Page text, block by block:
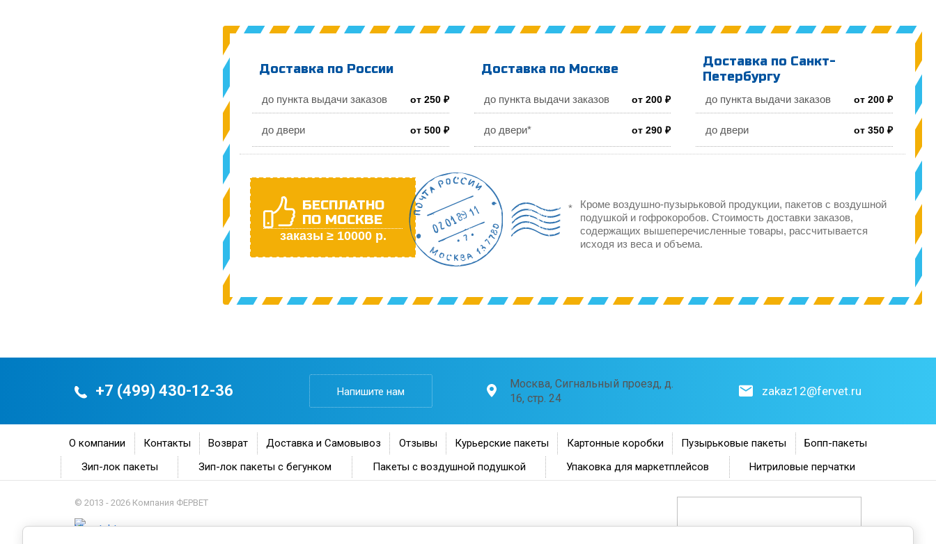
Доставка по России
до пункта выдачи заказов от 250 ₽
до двери от 500 ₽
Доставка по Москве
до пункта выдачи заказов от 200 ₽
до двери* от 290 ₽
Доставка по Санкт-
Петербургу
до пункта выдачи заказов от 200 ₽
до двери от 350 ₽
БЕСПЛАТНО
ПО МОСКВЕ
заказы ≥ 10000 р.
Кроме воздушно-пузырьковой продукции, пакетов с воздушной
подушкой и гофрокоробов. Стоимость доставки заказов,
содержащих вышеперечисленные товары, рассчитывается
исходя из веса и объема.
+7 (499) 430-12-36 Напишите нам
Москва, Сигнальный проезд, д.
16, стр. 24
zakaz12@fervet.ru
О компании Контакты Возврат Доставка и Самовывоз Отзывы Курьерские пакеты Картонные коробки Пузырьковые пакеты
Бопп-пакеты
Зип-лок пакеты
Зип-лок пакеты с бегунком Пакеты с воздушной подушкой Упаковка для маркетплейсов Нитриловые перчатки
© 2013 - 2026 Компания ФЕРВЕТ